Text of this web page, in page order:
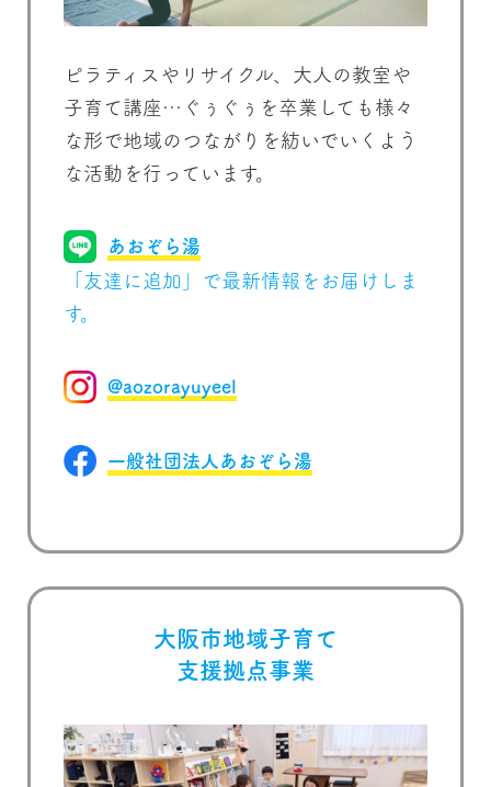
ピラティスやリサイクル、大人の教室や
子育て講座…ぐぅぐぅを卒業しても様々
な形で地域のつながりを紡いでいくよう
な活動を行っています。
あおぞら湯
「友達に追加」で最新情報をお届けしま
す。
@aozorayuyeel
一般社団法人あおぞら湯
大阪市地域子育て
支援拠点事業